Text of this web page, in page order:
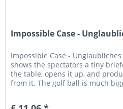
Impossible Case -
Impossible Case -
shows the spectators a tiny
the table, opens it up, and
from it. The golf ball is much